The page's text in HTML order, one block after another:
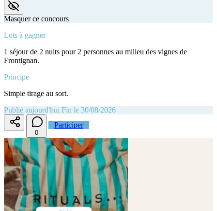
Masquer ce concours
Lots à gagner
1 séjour de 2 nuits pour 2 personnes au milieu des vignes de
Frontignan.
Principe
Simple tirage au sort.
Publié aujourd'hui Fin le 30/08/2026
0
Participer